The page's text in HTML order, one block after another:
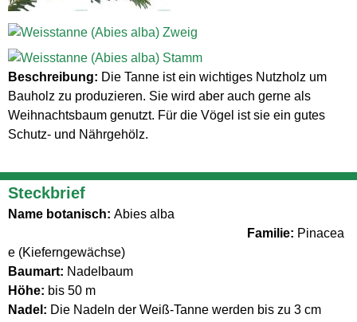
Beschreibung: Die Tanne ist ein wichtiges Nutzholz um
Bauholz zu produzieren. Sie wird aber auch gerne als
Weihnachtsbaum genutzt. Für die Vögel ist sie ein gutes
Schutz- und Nährgehölz.
Steckbrief
Name botanisch: Abies alba
Familie: Pinacea
e (Kieferngewächse)
Baumart: Nadelbaum
Höhe: bis 50 m
Nadel: Die Nadeln der Weiß-Tanne werden bis zu 3 cm